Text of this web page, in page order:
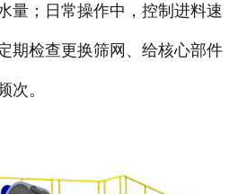
量；日常操作中，控制进料速
期检查更换筛网、给核心部件
次。